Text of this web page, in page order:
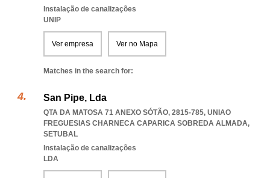
Instalação de canalizações
UNIP
Ver empresa Ver no Mapa
Matches in the search for:
San Pipe, Lda
QTA DA MATOSA 71 ANEXO SÓTÃO, 2815-785, UNIAO
FREGUESIAS CHARNECA CAPARICA SOBREDA ALMADA,
SETUBAL
Instalação de canalizações
LDA